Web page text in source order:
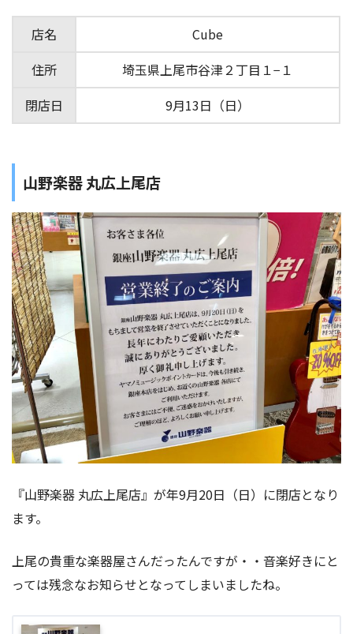
店名
Cube
住所
埼玉県上尾市谷津２丁目１−１
閉店日
9月13日（日）
山野楽器 丸広上尾店
『山野楽器 丸広上尾店』が年9月20日（日）に閉店となり
ます。
上尾の貴重な楽器屋さんだったんですが・・音楽好きにと
っては残念なお知らせとなってしまいましたね。